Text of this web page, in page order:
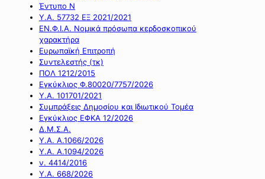
Έντυπο Ν
Υ.Α. 57732 ΕΞ 2021/2021
ΕΝ.Φ.Ι.Α. Νομικά πρόσωπα κερδοσκοπικού
χαρακτήρα
Ευρωπαϊκή Επιτροπή
Συντελεστής (τκ)
ΠΟΛ 1212/2015
Εγκύκλιος Φ.80020/7757/2026
Υ.Α. 101701/2021
Συμπράξεις Δημοσίου και Ιδιωτικού Τομέα
Εγκύκλιος ΕΦΚΑ 12/2026
Δ.Μ.Σ.Α.
Υ.Α. Α.1066/2026
Υ.Α. Α.1094/2026
ν. 4414/2016
Y.A. 668/2026